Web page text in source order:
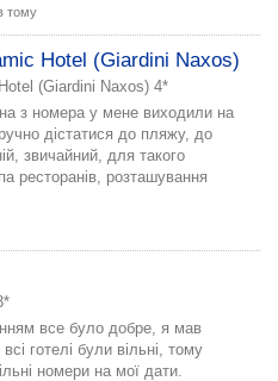
тому
Hotel (Giardini Naxos)
(Giardini Naxos) 4*
з номера у мене виходили на
дістатися до пляжу, до
звичайний, для такого
ресторанів, розташування
все було добре, я мав
готелі були вільні, тому
номери на мої дати.